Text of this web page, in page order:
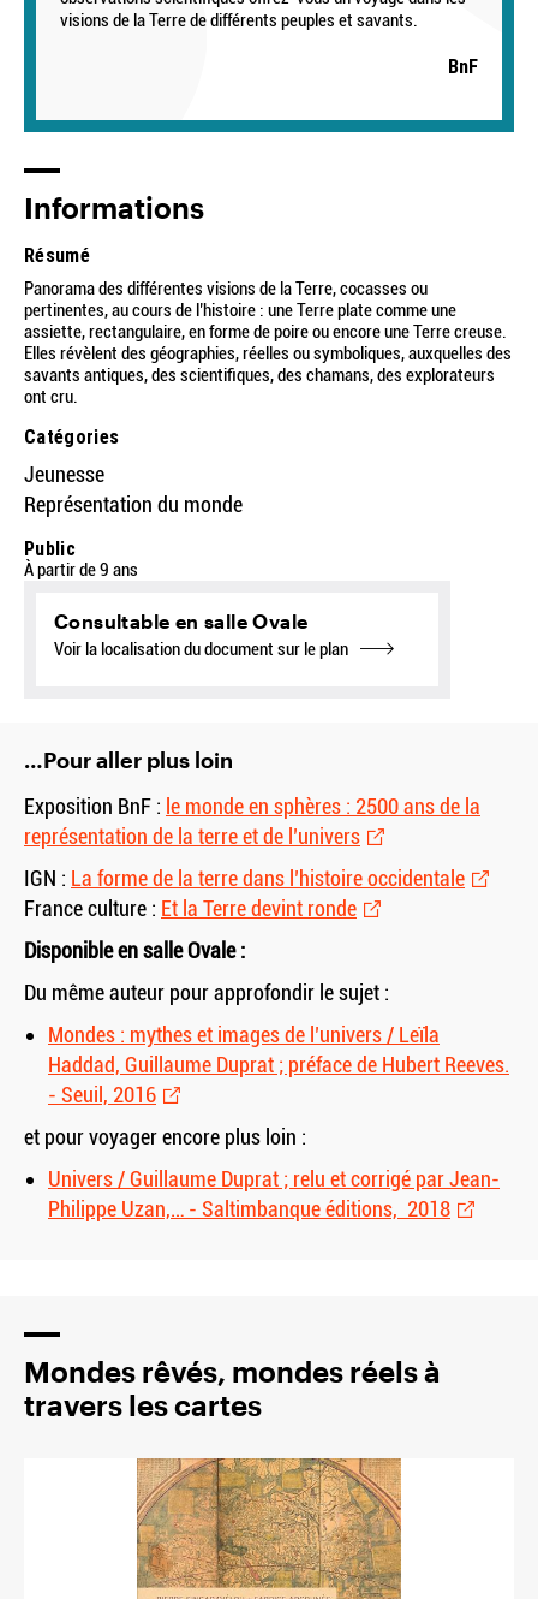
visions de la Terre de différents peuples et savants.
BnF
Informations
Résumé
Panorama des différentes visions de la Terre, cocasses ou
pertinentes, au cours de l’histoire : une Terre plate comme une
assiette, rectangulaire, en forme de poire ou encore une Terre creuse.
Elles révèlent des géographies, réelles ou symboliques, auxquelles des
savants antiques, des scientifiques, des chamans, des explorateurs
ont cru.
Catégories
Jeunesse
Représentation du monde
Public
À partir de 9 ans
Consultable en salle Ovale
Voir la localisation du document sur le plan
…Pour aller plus loin
Exposition BnF : le monde en sphères : 2500 ans de la
représentation de la terre et de l’univers
IGN : La forme de la terre dans l’histoire occidentale
France culture : Et la Terre devint ronde
Disponible en salle Ovale :
Du même auteur pour approfondir le sujet :
Mondes : mythes et images de l’univers / Leïla
Haddad, Guillaume Duprat ; préface de Hubert Reeves.
- Seuil, 2016
et pour voyager encore plus loin :
Univers / Guillaume Duprat ; relu et corrigé par Jean-
Philippe Uzan,… - Saltimbanque éditions, 2018
Mondes rêvés, mondes réels à
travers les cartes